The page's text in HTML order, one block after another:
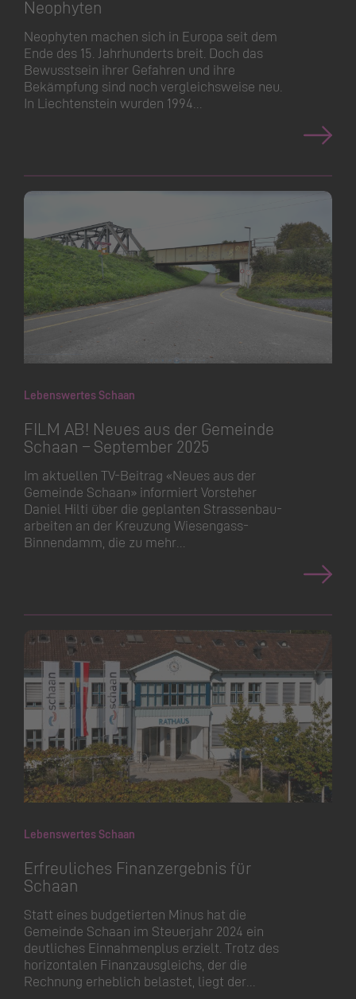
Neophyten
Neophyten machen sich in Europa seit dem
Ende des 15. Jahrhunderts breit. Doch das
Bewusstsein ihrer Gefahren und ihre
Bekämpfung sind noch vergleichsweise neu.
In Liechtenstein wurden 1994…
Lebenswertes Schaan
FILM AB! Neues aus der Gemeinde
Schaan – September 2025
Im aktuellen TV-Beitrag «Neues aus der
Gemeinde Schaan» informiert Vorsteher
Daniel Hilti über die geplanten Strassen­bau­
arbeiten an der Kreuzung Wiesengass-
Binnendamm, die zu mehr…
Lebenswertes Schaan
Erfreuliches Finanzergebnis für
Schaan
Statt eines budgetierten Minus hat die
Gemeinde Schaan im Steuerjahr 2024 ein
deutliches Einnahmenplus erzielt. Trotz des
horizontalen Finanzausgleichs, der die
Rechnung erheblich belastet, liegt der…